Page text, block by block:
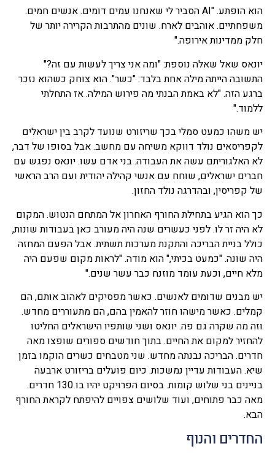
הוא הופתע. "AI הסביר לי שאנחנו עמים דומים. אנשים חמים.
משפחתיים. אוהבים לארח. שונים מהתרבות הקרירה יותר של
חלק ממדינות אירופה."
יונאס שאל שאלה נוספת: "ומה אני צריך לעשות עם זה?"
התשובה הייתה מילה אחת בלבד: "כשר". הוא צוחק כשהוא נזכר
ברגע הזה. "לא באמת הבנתי מה פירוש המילה. אז התחלתי
ללמוד."
יש משהו כמעט סמלי בכך שריזורט שנועד לקרב בין ישראלים
לקפריסאים נולד דווקא משיחה עם מחשב. אבל בסופו של דבר,
לא האלגוריתם עשה את העבודה. בני אדם עשו. יונאס נפגש עם
חברים ישראלים, שוחח עם אנשי קהילה יהודית ועם הרב הראשי
של קפריסין, ובהדרגה נולד החזון.
כך הוא הגיע בתחילת החורף האחרון אל המתחם הנטוש. המקום
לא היה זר לו. לפני כעשרים שנה היה מעורב כאן בעבודות שונות,
כולל בניית הבריכה והתקנת מערכות תשתית. אבל הפעם המחזה
היה שונה. "כמעט בכיתי," הוא מודה. "לראות מקום שפעם היה
מלא חיים, וכעת עומד מוזנח כבר עשר שנים."
יש מבנים שדומים לאנשים. כאשר מפסיקים לאהוב אותם, הם
קמלים. כאשר מישהו חוזר להאמין בהם, הם מתעוררים מחדש.
וזה מה שקרה גם פה. יונאס ושני שותפיו הישראלים החליטו
להחזיר למקום את החיים. בתוך חודשים ספורים שופצו מאה
חדרים. הבריכה נבנתה מחדש. שני מטבחים כשרים הוקמו בזמן
שיא. העבודות עדיין נמשכות. כיום פועלים בריזורט ארבעה
בניינים בני שלוש קומות. בסיום הפרויקט יהיו בו 130 חדרים.
מאה כבר פתוחים, ועוד שלושים צפויים להיפתח לקראת החורף
הבא.
החדרים והנוף